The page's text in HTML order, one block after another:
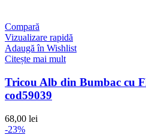
Compară
Vizualizare rapidă
Adaugă în Wishlist
Citește mai mult
Tricou Alb din Bumbac cu
cod59039
68,00 lei
-23%